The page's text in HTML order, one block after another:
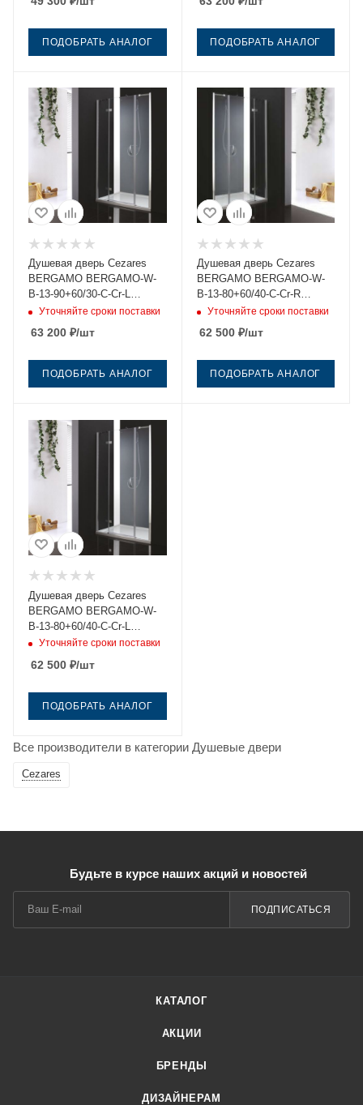
ПОДОБРАТЬ АНАЛОГ ПОДОБРАТЬ АНАЛОГ
Душевая дверь Cezares
BERGAMO BERGAMO-W-
B-13-90+60/30-C-Cr-L
175х195 стекло прозрачное
профиль хром
Уточняйте сроки поставки
63 200 ₽/шт
ПОДОБРАТЬ АНАЛОГ
Душевая дверь Cezares
BERGAMO BERGAMO-W-
B-13-80+60/40-C-Cr-R
175х195 стекло прозрачное
профиль хром
Уточняйте сроки поставки
62 500₽/шт
ПОДОБРАТЬ АНАЛОГ
Душевая дверь Cezares
BERGAMO BERGAMO-W-
B-13-80+60/40-C-Cr-L
175х195 стекло прозрачное
Уточняйте сроки поставки
62 500 ₽/шт
ПОДОБРАТЬ АНАЛОГ
Все производители в категории Душевые двери
Cezares
Будьте в курсе наших акций и новостей
ПОДПИСАТЬСЯ
КАТАЛОГ
АКЦИИ
БРЕНДЫ
ДИЗАЙНЕРАМ